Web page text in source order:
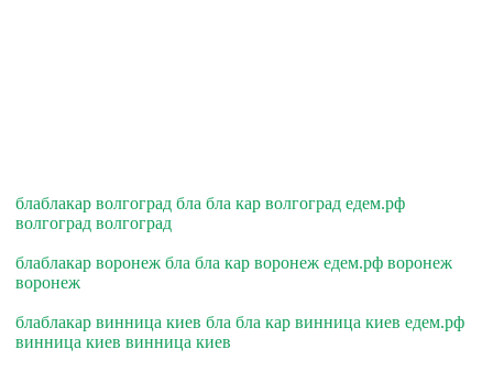
блаблакар волгоград бла бла кар волгоград едем.рф
волгоград волгоград
блаблакар воронеж бла бла кар воронеж едем.рф воронеж
воронеж
блаблакар винница киев бла бла кар винница киев едем.рф
винница киев винница киев